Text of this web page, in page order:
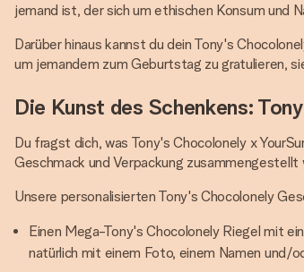
jemand ist, der sich um ethischen Konsum und
Darüber hinaus kannst du dein Tony's
um jemandem zum Geburtstag zu gratulieren,
Die Kunst des Schenkens:
Du fragst dich, was Tony's Chocolonely x
Geschmack und Verpackung
Unsere personalisierten Tony's Chocolonely
Einen Mega-Tony's Chocolonely Riegel mit
natürlich mit einem Foto, einem Namen und/